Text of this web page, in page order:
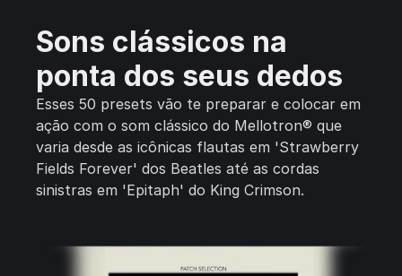
Sons clássicos na
ponta dos seus dedos
Esses 50 presets vão te preparar e colocar em
ação com o som clássico do Mellotron® que
varia desde as icônicas flautas em 'Strawberry
Fields Forever' dos Beatles até as cordas
sinistras em 'Epitaph' do King Crimson.